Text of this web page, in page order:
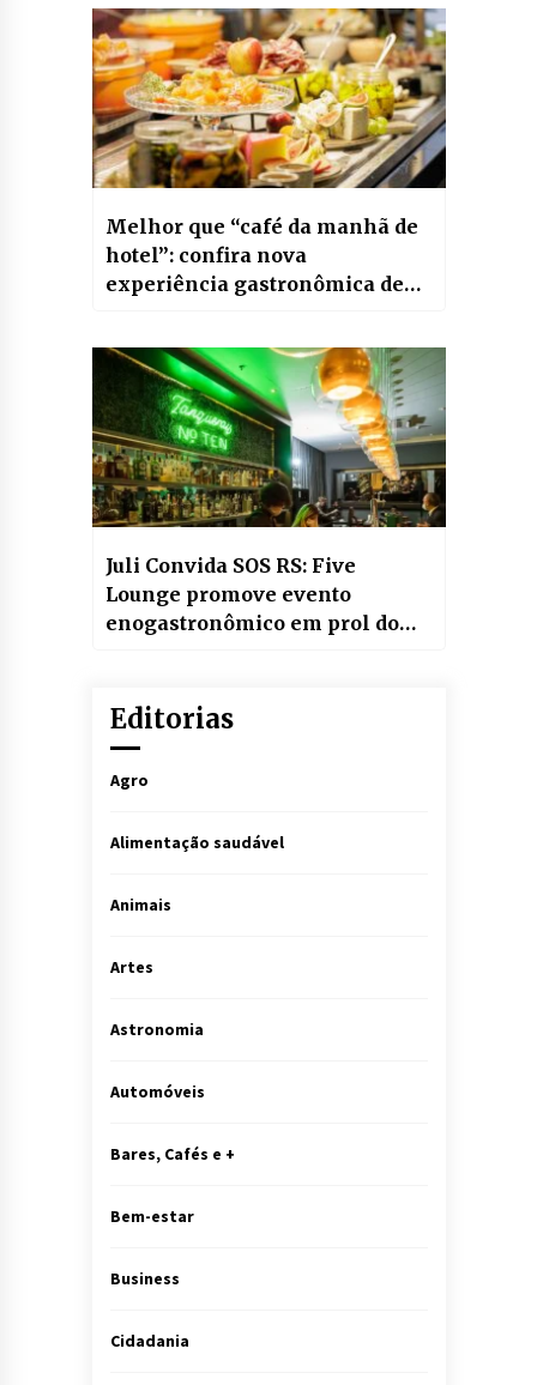
Melhor que “café da manhã de
hotel”: confira nova
experiência gastronômica de
Juli Convida SOS RS: Five
Lounge promove evento
enogastronômico em prol do
Editorias
Agro
Alimentação saudável
Animais
Artes
Astronomia
Automóveis
Bares, Cafés e +
Bem-estar
Business
Cidadania